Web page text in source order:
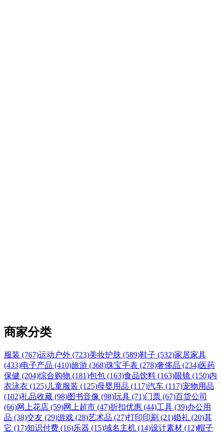
商家分类
服装 (767)运动户外 (723)美妆护肤 (589)鞋子 (532)家居家具
(433)电子产品 (410)旅游 (368)珠宝手表 (278)奢侈品 (234)医药
保健 (204)综合购物 (181)包包 (163)食品饮料 (163)眼镜 (150)内
衣泳衣 (125) 儿童服装 (125)母婴用品 (117)汽车 (117)宠物用品
(102)礼品收藏 (98)图书音像 (98)玩具 (71)门票 (67)百货公司
(66)网上花店 (59)网上超市 (47)折扣优惠 (44)工具 (39)办公用
品 (38)交友 (29)游戏 (28)艺术品 (27)打印印刷 (21)婚礼 (20)其
它 (17)知识付费 (16)乐器 (15)域名主机 (14)设计素材 (12)帽子